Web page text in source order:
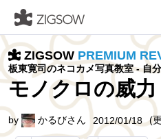
ZIGSOW PREMIUM
板東寛司のネコカメ写真教室 - 自
モノクロの威力
by かるびさん 2012/01/18 (